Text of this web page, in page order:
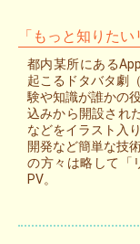
「もっと知りた
都内某所にある
起こるドタバタ劇
験や知識が誰かの
込みから開設され
などをイラスト入
開発など簡単な技
の方々は略して「
PV。